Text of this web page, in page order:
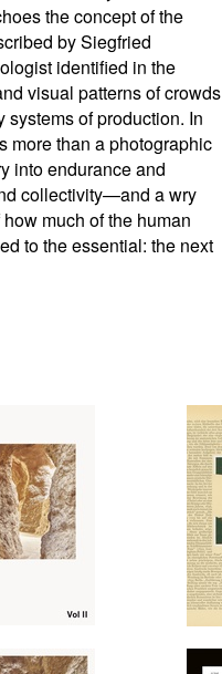
the concept of the
by Siegfried
identified in the
visual patterns of crowds
systems of production. In
more than a photographic
into endurance and
collectivity—and a wry
much of the human
to the essential: the next